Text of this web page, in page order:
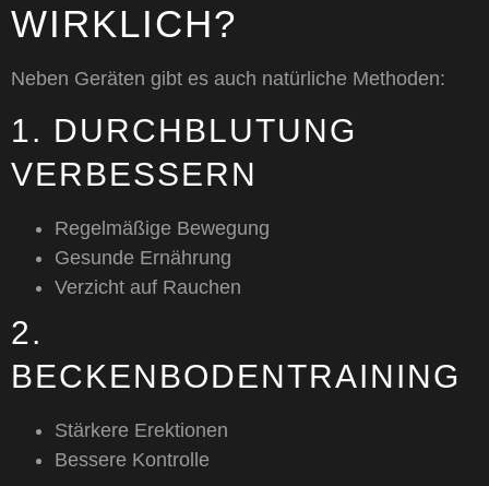
IRKLICH?
Neben Geräten gibt es auch natürliche Methoden:
1. DURCHBLUTUNG
VERBESSERN
Regelmäßige Bewegung
Gesunde Ernährung
Verzicht auf Rauchen
2.
BECKENBODENTRAINING
Stärkere Erektionen
Bessere Kontrolle